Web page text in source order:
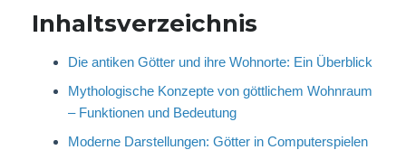
Inhaltsverzeichnis
Die antiken Götter und ihre Wohnorte: Ein Überblick
Mythologische Konzepte von göttlichem Wohnraum
– Funktionen und Bedeutung
Moderne Darstellungen: Götter in Computerspielen